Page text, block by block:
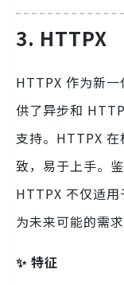
3. HTTPX
HTTPX 作为新
供了异步和
支持。HTTPX
致，易于上手。
HTTPX 不仅适用
为未来可能的需
✨ 特征